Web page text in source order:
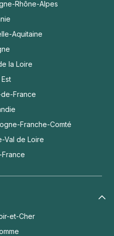
Rhône-Alpes
Aquitaine
la Loire
France
Franche-Comté
Val de Loire
et-Cher